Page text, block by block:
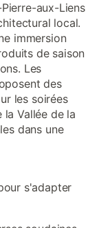
aux-Liens
local.
immersion
de saison
Les
des
les soirées
la Vallée de la
dans une
s'adapter